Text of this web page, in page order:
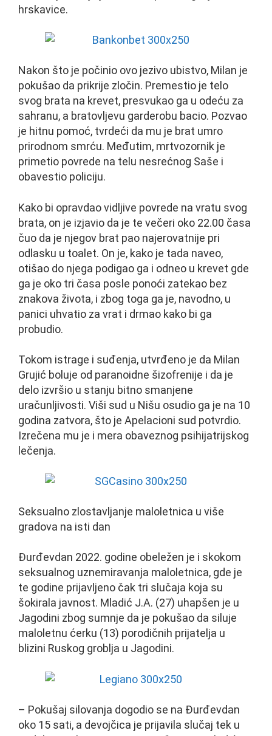
hrskavice.
Nakon što je počinio ovo jezivo ubistvo, Milan je
pokušao da prikrije zločin. Premestio je telo
svog brata na krevet, presvukao ga u odeću za
sahranu, a bratovljevu garderobu bacio. Pozvao
je hitnu pomoć, tvrdeći da mu je brat umro
prirodnom smrću. Međutim, mrtvozornik je
primetio povrede na telu nesrećnog Saše i
obavestio policiju.
Kako bi opravdao vidljive povrede na vratu svog
brata, on je izjavio da je te večeri oko 22.00 časa
čuo da je njegov brat pao najerovatnije pri
odlasku u toalet. On je, kako je tada naveo,
otišao do njega podigao ga i odneo u krevet gde
ga je oko tri časa posle ponoći zatekao bez
znakova života, i zbog toga ga je, navodno, u
panici uhvatio za vrat i drmao kako bi ga
probudio.
Tokom istrage i suđenja, utvrđeno je da Milan
Grujić boluje od paranoidne šizofrenije i da je
delo izvršio u stanju bitno smanjene
uračunljivosti. Viši sud u Nišu osudio ga je na 10
godina zatvora, što je Apelacioni sud potvrdio.
Izrečena mu je i mera obaveznog psihijatrijskog
lečenja.
Seksualno zlostavljanje maloletnica u više
gradova na isti dan
Đurđevdan 2022. godine obeležen je i skokom
seksualnog uznemiravanja maloletnica, gde je
te godine prijavljeno čak tri slučaja koja su
šokirala javnost. Mladić J.A. (27) uhapšen je u
Jagodini zbog sumnje da je pokušao da siluje
maloletnu ćerku (13) porodičnih prijatelja u
blizini Ruskog groblja u Jagodini.
– Pokušaj silovanja dogodio se na Đurđevdan
oko 15 sati, a devojčica je prijavila slučaj tek u